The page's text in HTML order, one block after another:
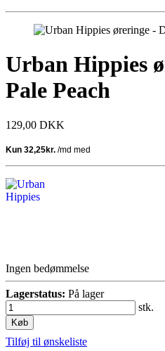
Urban Hippies
Pale Peach
129,00 DKK
Ingen bedømmelse
Lagerstatus: På lager
stk.
Køb
Tilføj til ønskeliste